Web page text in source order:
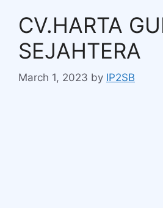
CV.HARTA
SEJAHTERA
March 1, 2023 by IP2SB